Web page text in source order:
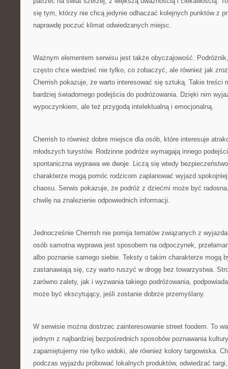
się tym, którzy nie chcą jedynie odhaczać kolejnych punktów z
naprawdę poczuć klimat odwiedzanych miejsc.
Ważnym elementem serwisu jest także obyczajowość.
często chce wiedzieć nie tylko, co zobaczyć, ale również jak
Cherrish pokazuje, że warto interesować się sztuką. Takie treści
bardziej świadomego podejścia do podróżowania. Dzięki nim
wypoczynkiem, ale też przygodą intelektualną i emocjonalną.
Cherrish to również dobre miejsce dla osób, które interesuje
młodszych turystów. Rodzinne podróże wymagają innego
spontaniczna wyprawa we dwoje. Liczą się wtedy
charakterze mogą pomóc rodzicom zaplanować wyjazd
chaosu. Serwis pokazuje, że podróż z dziećmi może być
chwilę na znalezienie odpowiednich informacji.
Jednocześnie Cherrish nie pomija tematów związanych z
osób samotna wyprawa jest sposobem na odpoczynek,
albo poznanie samego siebie. Teksty o takim charakterze mogą
zastanawiają się, czy warto ruszyć w drogę bez towarzystwa.
zarówno zalety, jak i wyzwania takiego podróżowania,
może być ekscytujący, jeśli zostanie dobrze przemyślany.
W serwisie można dostrzec zainteresowanie street foodem. To
jednym z najbardziej bezpośrednich sposobów poznawania
zapamiętujemy nie tylko widoki, ale również kolory targowiska.
podczas wyjazdu próbować lokalnych produktów, odwiedzać